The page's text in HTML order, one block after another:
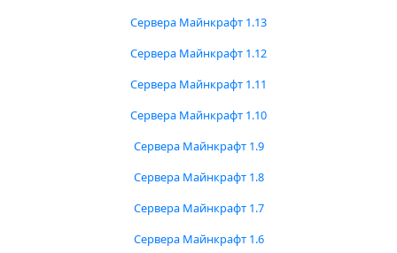
Сервера Майнкрафт 1.13
Сервера Майнкрафт 1.12
Сервера Майнкрафт 1.11
Сервера Майнкрафт 1.10
Сервера Майнкрафт 1.9
Сервера Майнкрафт 1.8
Сервера Майнкрафт 1.7
Сервера Майнкрафт 1.6